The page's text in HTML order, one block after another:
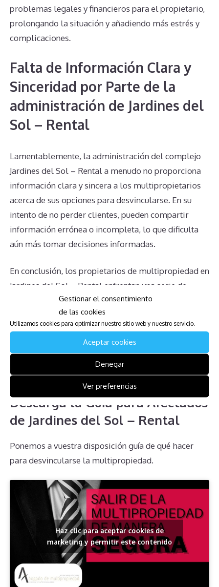
Gestionar el consentimiento
de las cookies
Utilizamos cookies para optimizar nuestro sitio web y nuestro servicio.
Aceptar cookies
Denegar
Ver preferencias
problemas legales y financieros para el propietario,
prolongando la situación y añadiendo más estrés y
complicaciones.
Falta de Información Clara y
Sinceridad por Parte de la
administración de Jardines del
Sol – Rental
Lamentablemente, la administración del complejo
Jardines del Sol – Rental a menudo no proporciona
información clara y sincera a los multipropietarios
acerca de sus opciones para desvincularse. En su
intento de no perder clientes, pueden compartir
información errónea o incompleta, lo que dificulta
aún más tomar decisiones informadas.
En conclusión, los propietarios de multipropiedad en
Jardines del Sol – Rental enfrentan una serie de
desafíos significativos que van desde el pago de
cuotas de mantenimiento hasta la dificultad para
anular contratos y la falta de un mercado real de
reventa. Comprender estos problemas es crucial
para gestionar de manera efectiva las obligaciones
fiscales y legales y tomar decisiones informadas.
Descarga la Guía para Afectados
de Jardines del Sol – Rental
Ponemos a vuestra disposición guía de qué hacer
para desvincularse la multipropiedad.
Haz clic para aceptar cookies de
marketing y permitir este contenido